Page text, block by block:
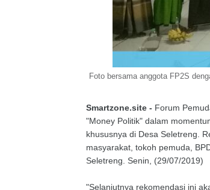
Foto bersama anggota FP2S
Smartzone.site - Forum
"Money Politik" dalam
khususnya di Desa Seletreng.
masyarakat, tokoh pemuda,
Seletreng. Senin, (29/07/2019)
"Selanjutnya rekomendasi ini